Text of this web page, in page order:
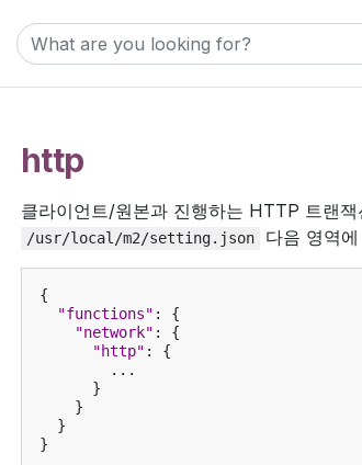
http
클라이언트/원본과 진행하는 HTTP 트랜잭
/usr/local/m2/setting.json 다음 영역
{
"functions" :
{
"network" :
{
"http" :
{
...
}
}
}
}